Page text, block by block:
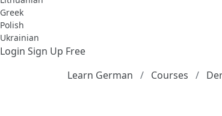
Greek
Polish
Ukrainian
Login Sign Up Free
Learn German
Courses